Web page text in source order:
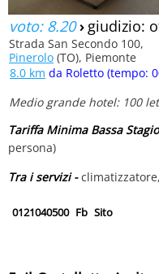
voto: 8.20› giudizio:
Strada San Secondo 100,
Pinerolo (TO), Piemonte
8.0 km da Roletto (tempo:
Medio grande hotel: 100
Tariffa Minima Bassa
persona)
Tra i servizi -
0121040500 Fb Sito